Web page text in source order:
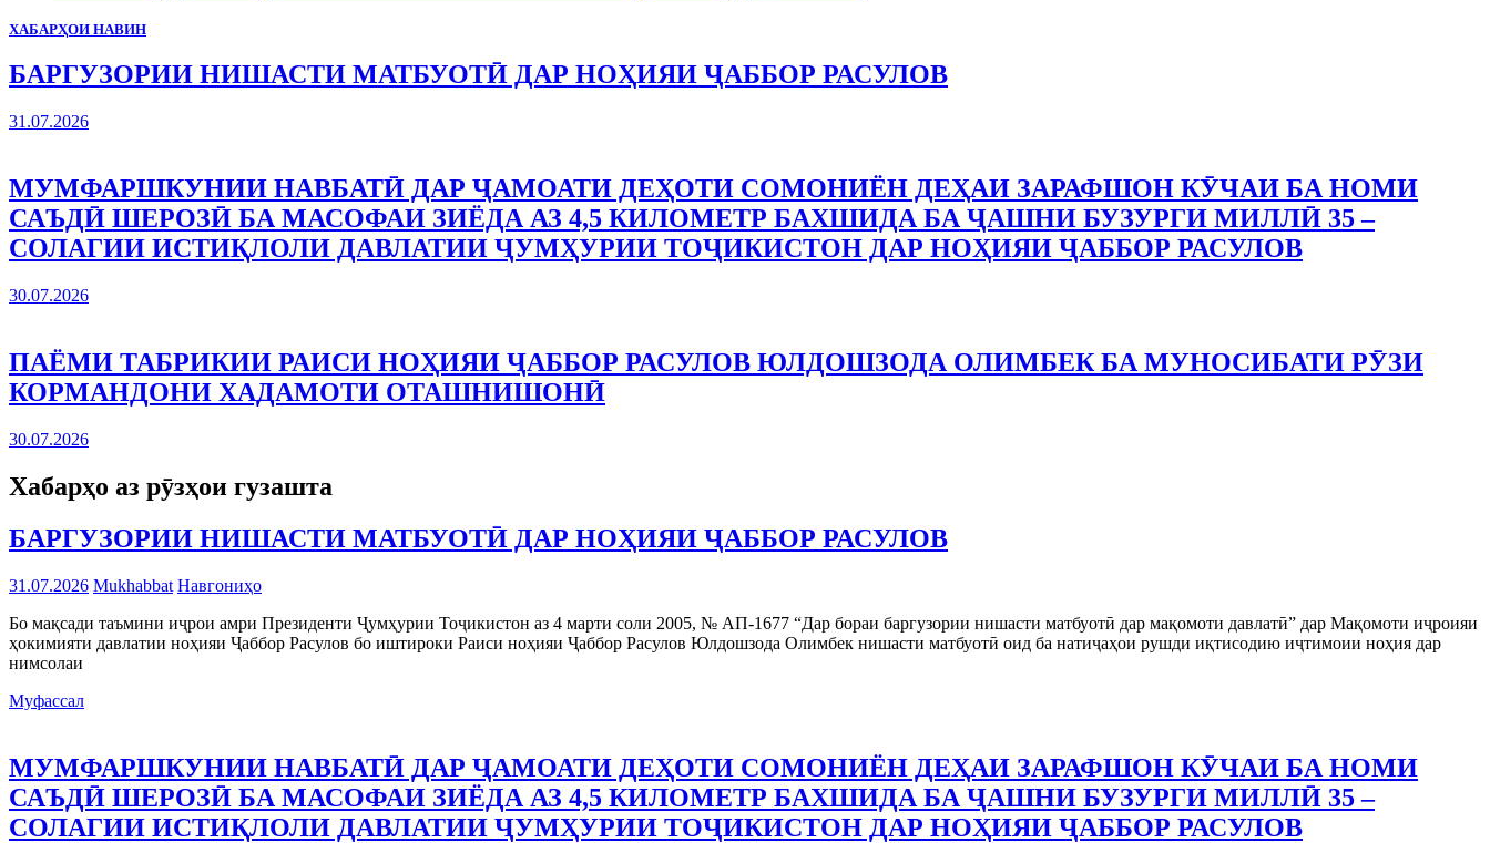
ХАБАРҲОИ НАВИН
БАРГУЗОРИИ НИШАСТИ МАТБУОТӢ ДАР НОҲИЯИ ҶАББОР РАСУЛОВ
31.07.2026
МУМФАРШКУНИИ НАВБАТӢ ДАР ҶАМОАТИ ДЕҲОТИ СОМОНИЁН ДЕҲАИ ЗАРАФШОН КӮЧАИ БА НОМИ
САЪДӢ ШЕРОЗӢ БА МАСОФАИ ЗИЁДА АЗ 4,5 КИЛОМЕТР БАХШИДА БА ҶАШНИ БУЗУРГИ МИЛЛӢ 35 –
СОЛАГИИ ИСТИҚЛОЛИ ДАВЛАТИИ ҶУМҲУРИИ ТОҶИКИСТОН ДАР НОҲИЯИ ҶАББОР РАСУЛОВ
30.07.2026
ПАЁМИ ТАБРИКИИ РАИСИ НОҲИЯИ ҶАББОР РАСУЛОВ ЮЛДОШЗОДА ОЛИМБЕК БА МУНОСИБАТИ РӮЗИ
КОРМАНДОНИ ХАДАМОТИ ОТАШНИШОНӢ
30.07.2026
Хабарҳо аз рӯзҳои гузашта
БАРГУЗОРИИ НИШАСТИ МАТБУОТӢ ДАР НОҲИЯИ ҶАББОР РАСУЛОВ
31.07.2026 Mukhabbat Навгониҳо
Бо мақсади таъмини иҷрои амри Президенти Ҷумҳурии Тоҷикистон аз 4 марти соли 2005, № АП-1677 “Дар бораи баргузории нишасти матбуотӣ дар мақомоти давлатӣ” дар Мақомоти иҷроияи
ҳокимияти давлатии ноҳияи Ҷаббор Расулов бо иштироки Раиси ноҳияи Ҷаббор Расулов Юлдошзода Олимбек нишасти матбуотӣ оид ба натиҷаҳои рушди иқтисодию иҷтимоии ноҳия дар
нимсолаи
Муфассал
МУМФАРШКУНИИ НАВБАТӢ ДАР ҶАМОАТИ ДЕҲОТИ СОМОНИЁН ДЕҲАИ ЗАРАФШОН КӮЧАИ БА НОМИ
САЪДӢ ШЕРОЗӢ БА МАСОФАИ ЗИЁДА АЗ 4,5 КИЛОМЕТР БАХШИДА БА ҶАШНИ БУЗУРГИ МИЛЛӢ 35 –
СОЛАГИИ ИСТИҚЛОЛИ ДАВЛАТИИ ҶУМҲУРИИ ТОҶИКИСТОН ДАР НОҲИЯИ ҶАББОР РАСУЛОВ